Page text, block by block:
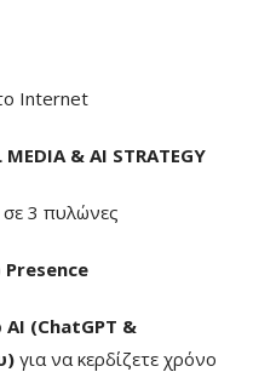
Internet
& AI STRATEGY
3 πυλώνες
AI (ChatGPT &
για να κερδίζετε χρόνο